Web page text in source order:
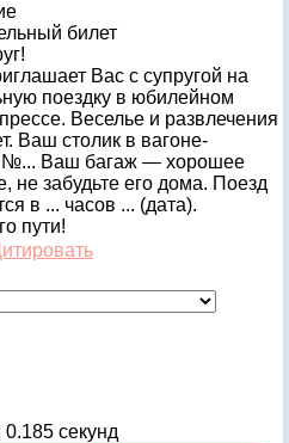
билет
Вас с супругой на
поездку в юбилейном
Веселье и развлечения
Ваш столик в вагоне-
№... Ваш багаж — хорошее
не забудьте его дома. Поезд
в ... часов ... (дата).
пути!
секунд